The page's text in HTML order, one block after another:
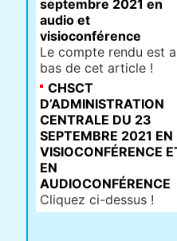
septembre 2021 en
audio et
visioconférence
Le compte rendu est
bas de cet article !
CHSCT
D’ADMINISTRATION
CENTRALE DU 23
SEPTEMBRE 2021 EN
VISIOCONFÉRENCE
EN
AUDIOCONFÉRENCE
Cliquez ci-dessus !